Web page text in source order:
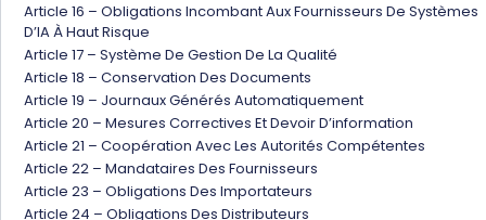
Article 16 – Obligations Incombant Aux Fournisseurs De Systèmes
D’IA À Haut Risque
Article 17 – Système De Gestion De La Qualité
Article 18 – Conservation Des Documents
Article 19 – Journaux Générés Automatiquement
Article 20 – Mesures Correctives Et Devoir D’information
Article 21 – Coopération Avec Les Autorités Compétentes
Article 22 – Mandataires Des Fournisseurs
Article 23 – Obligations Des Importateurs
Article 24 – Obligations Des Distributeurs